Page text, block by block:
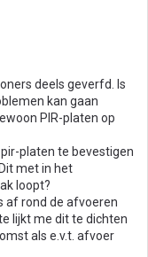
deels geverfd. Is
kan gaan
PIR-platen op
platen te bevestigen
met in het
loopt?
af rond de afvoeren
lijkt me dit te dichten
als e.v.t. afvoer